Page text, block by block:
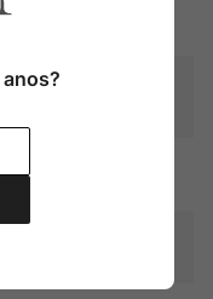
com reflexos âmbar